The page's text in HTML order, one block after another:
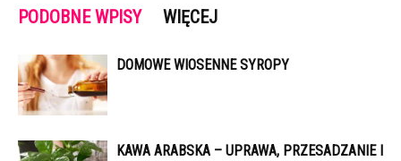
PODOBNE WPISY WIĘCEJ
DOMOWE WIOSENNE SYROPY
KAWA ARABSKA – UPRAWA, PRZESADZANIE I